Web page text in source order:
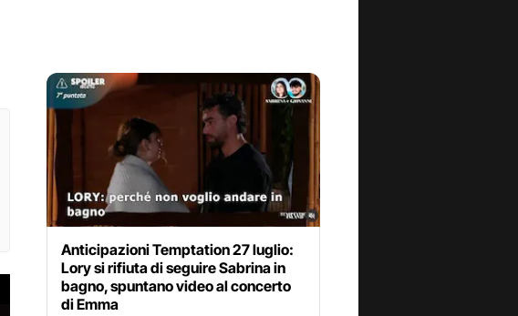
Anticipazioni Temptation 27 luglio:
Lory si rifiuta di seguire Sabrina in
bagno, spuntano video al concerto
di Emma